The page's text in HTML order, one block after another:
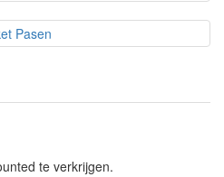
te verkrijgen.